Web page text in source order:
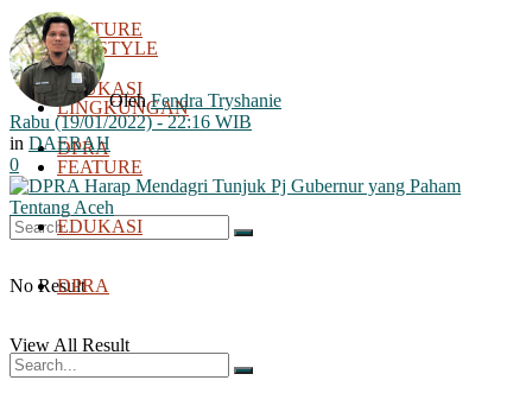
FEATURE
EDUKASI
DPRA
No Result
View All Result
LIFESTYLE
LINGKUNGAN
FEATURE
EDUKASI
DPRA
Oleh Fendra Tryshanie
Rabu (19/01/2022) - 22:16 WIB
in DAERAH
0